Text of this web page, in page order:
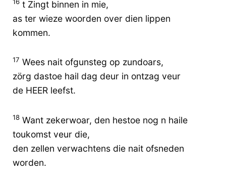
t Zingt binnen in mie,
as ter wieze woorden over dien lippen
kommen.
17 Wees nait ofgunsteg op zundoars,
zörg dastoe hail dag deur in ontzag veur
de HEER leefst.
18 Want zekerwoar, den hestoe nog n haile
toukomst veur die,
den zellen verwachtens die nait ofsneden
worden.